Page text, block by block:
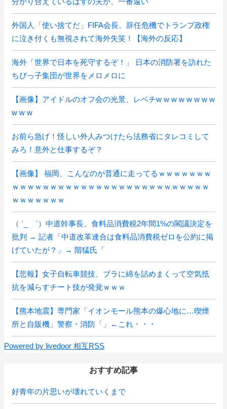
外国人「使い捨てだ」FIFA会長、辞任危機でトランプ政権
に泣き付くも無視されて海外失笑！【海外の反応】
海外「世界で日本を死守するぞ！」 日本の消防署を訪れた
ちびっ子集団が世界をメロメロに
【画像】アイドルのオフ会の光景、レベチw w w w w w w w
w w w
お前ら急げ！怪しい外人みつけたら法務省にタレコミして
みろ！意外と仕事するぞ？
【画像】 福岡、こんなのが普通に走ってるｗｗｗｗｗｗｗ
ｗｗｗｗｗｗｗｗｗｗｗｗｗｗｗｗｗｗｗｗｗｗｗｗｗｗ
ｗｗｗｗｗｗｗ
（ ´_ゝ`）中道幹事長、食料品消費税2年間1%の閣議決定を
批判 → 記者「中道改革連合は食料品消費税ゼロを公約に掲
げていたが？」→ 階猛氏「
【悲報】女子自転車競技、ブラに綿を詰めまくって空気抵
抗を減らすチート技が発覚ｗｗｗ
【熊本地震】専門家「イオンモール熊本の爆心地に…喫煙
所と自販機」警察・消防「」←これ・・・
Powered by livedoor 相互RSS
おすすめ記事
好青年の片思いが壊れていくまで